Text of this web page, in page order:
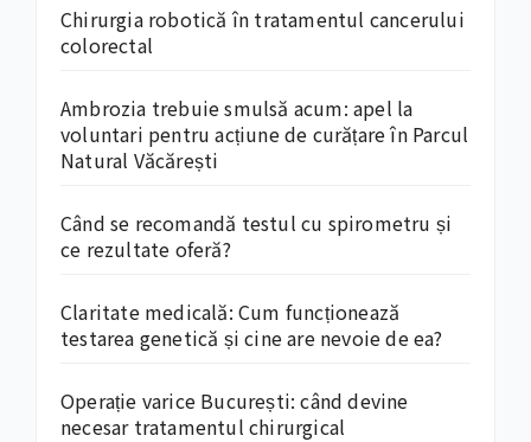
Chirurgia robotică în tratamentul cancerului
colorectal
Ambrozia trebuie smulsă acum: apel la
voluntari pentru acțiune de curățare în Parcul
Natural Văcărești
Când se recomandă testul cu spirometru și
ce rezultate oferă?
Claritate medicală: Cum funcționează
testarea genetică și cine are nevoie de ea?
Operație varice București: când devine
necesar tratamentul chirurgical